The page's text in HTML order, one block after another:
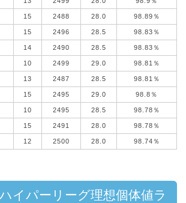
15 2488 28.0 98.89％
15 2496 28.5 98.83％
14 2490 28.5 98.83％
10 2499 29.0 98.81％
13 2487 28.5 98.81％
15 2495 29.0 98.8％
10 2495 28.5 98.78％
15 2491 28.0 98.78％
12 2500 28.0 98.74％
イパーリーグ理想個体値ラ